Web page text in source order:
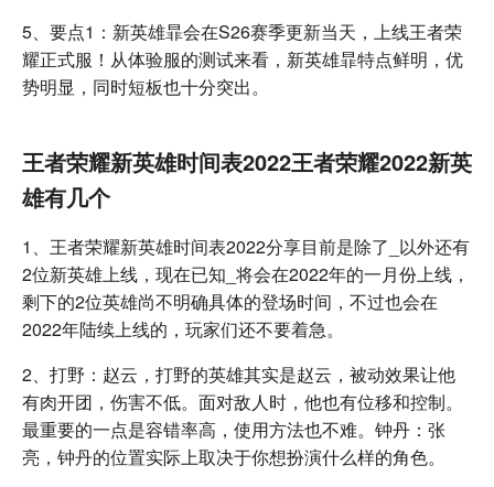
5、要点1：新英雄暃会在S26赛季更新当天，上线王者荣
耀正式服！从体验服的测试来看，新英雄暃特点鲜明，优
势明显，同时短板也十分突出。
王者荣耀新英雄时间表2022王者荣耀2022新英
雄有几个
1、王者荣耀新英雄时间表2022分享目前是除了_以外还有
2位新英雄上线，现在已知_将会在2022年的一月份上线，
剩下的2位英雄尚不明确具体的登场时间，不过也会在
2022年陆续上线的，玩家们还不要着急。
2、打野：赵云，打野的英雄其实是赵云，被动效果让他
有肉开团，伤害不低。面对敌人时，他也有位移和控制。
最重要的一点是容错率高，使用方法也不难。钟丹：张
亮，钟丹的位置实际上取决于你想扮演什么样的角色。